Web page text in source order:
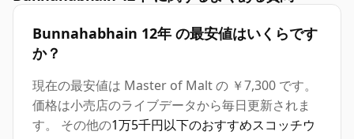
Bunnahabhain 12年 の最安値はいくらです
か？
現在の最安値は Master of Malt の ￥7,300 です。
価格は小売店のライブデータから毎日更新されま
す。 その他の1万5千円以下のおすすめスコッチウ